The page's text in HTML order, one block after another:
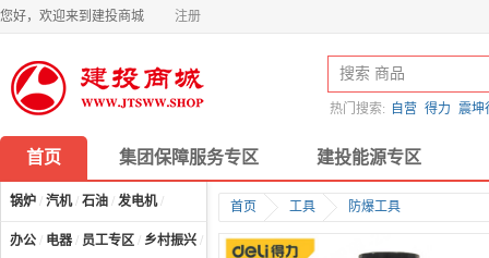
您好，欢迎来到建投商城 注册
热门搜索: 自营 得力 震坤
首页 集团保障服务专区 建投能源专区
锅炉 / 汽机/ 石油 / 发电机/
办公 / 电器 / 员工专区 / 乡村振兴 / 计算机及配件/
首页 工具 防爆工具